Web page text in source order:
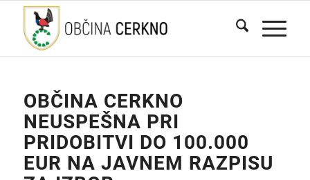
OBČINA CERKNO
NEUSPEŠNA PRI
PRIDOBITVI DO 100.000
EUR NA JAVNEM RAZPISU